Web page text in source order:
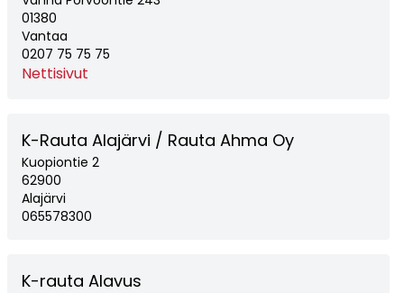
01380
Vantaa
0207 75 75 75
Nettisivut
K-Rauta Alajärvi / Rauta Ahma Oy
Kuopiontie 2
62900
Alajärvi
065578300
K-rauta Alavus